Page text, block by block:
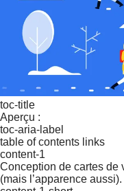
toc-title
Aperçu :
toc-aria-label
table of contents links
content-1
Conception de cartes de
(mais l’apparence aussi).